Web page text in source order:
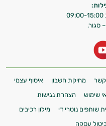
סגור.
קשר מחיקת חשבון
איסוף עצמי
שימוש
הצהרת נגישות
שותפים נוטרי די
מילון רכיבים
עסקה